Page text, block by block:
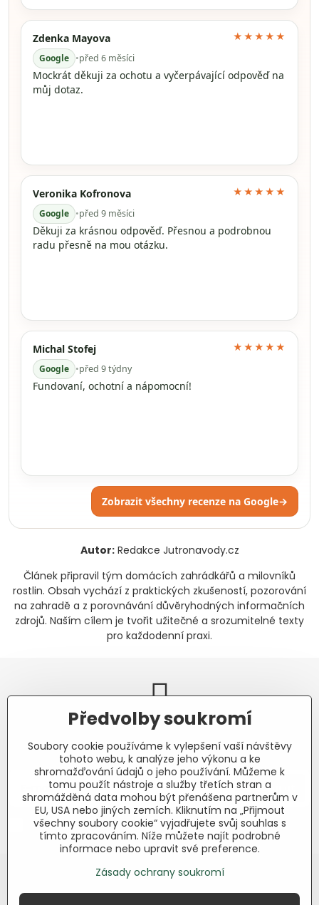
Zdenka Mayova
Google •před 6 měsíci
★★★★★
Mockrát děkuji za ochotu a vyčerpávající odpověď na
můj dotaz.
Veronika Kofronova
Google •před 9 měsíci
★★★★★
Děkuji za krásnou odpověď. Přesnou a podrobnou
radu přesně na mou otázku.
Michal Stofej
Google •před 9 týdny
★★★★★
Fundovaní, ochotní a nápomocní!
Zobrazit všechny recenze na Google→
Autor:Redakce Jutronavody.cz
Článek připravil tým domácích zahrádkářů a milovníků
rostlin. Obsah vychází z praktických zkušeností, pozorování
na zahradě a z porovnávání důvěryhodných informačních
zdrojů. Naším cílem je tvořit užitečné a srozumitelné texty
pro každodenní praxi.
Newsletter
Odebírat naše novinky:
Odebírat
Chci se přihlásit k odběru novinek e-mailem.
Předvolby soukromí
Soubory cookie používáme k vylepšení vaší návštěvy
tohoto webu, k analýze jeho výkonu a ke
shromažďování údajů o jeho používání. Můžeme k
tomu použít nástroje a služby třetích stran a
shromážděná data mohou být přenášena partnerům v
EU, USA nebo jiných zemích. Kliknutím na „Přijmout
všechny soubory cookie“ vyjadřujete svůj souhlas s
tímto zpracováním. Níže můžete najít podrobné
informace nebo upravit své preference.
Zásady ochrany soukromí